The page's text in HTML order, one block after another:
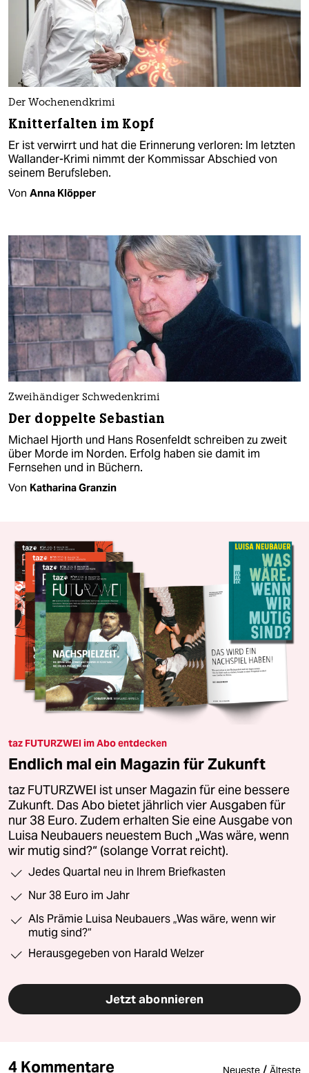
Der Wochenendkrimi
Knitterfalten im Kopf
Er ist verwirrt und hat die Erinnerung verloren: Im letzten
Wallander-Krimi nimmt der Kommissar Abschied von
seinem Berufsleben.
Von Anna Klöpper
Zweihändiger Schwedenkrimi
Der doppelte Sebastian
Michael Hjorth und Hans Rosenfeldt schreiben zu zweit
über Morde im Norden. Erfolg haben sie damit im
Fernsehen und in Büchern.
Von Katharina Granzin
taz FUTURZWEI im Abo entdecken
Endlich mal ein Magazin für Zukunft
taz FUTURZWEI ist unser Magazin für eine bessere
Zukunft. Das Abo bietet jährlich vier Ausgaben für
nur 38 Euro. Zudem erhalten Sie eine Ausgabe von
Luisa Neubauers neuestem Buch „Was wäre, wenn
wir mutig sind?“ (solange Vorrat reicht).
Jedes Quartal neu in Ihrem Briefkasten
Nur 38 Euro im Jahr
Als Prämie Luisa Neubauers „Was wäre, wenn wir
mutig sind?“
Herausgegeben von Harald Welzer
Jetzt abonnieren
4 Kommentare